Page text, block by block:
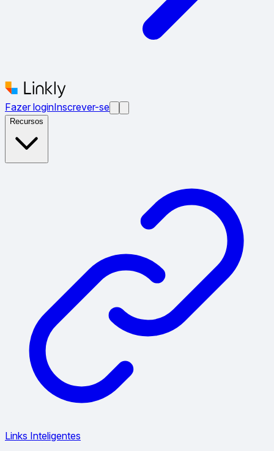
Fazer loginInscrever-se
Recursos
Links Inteligentes